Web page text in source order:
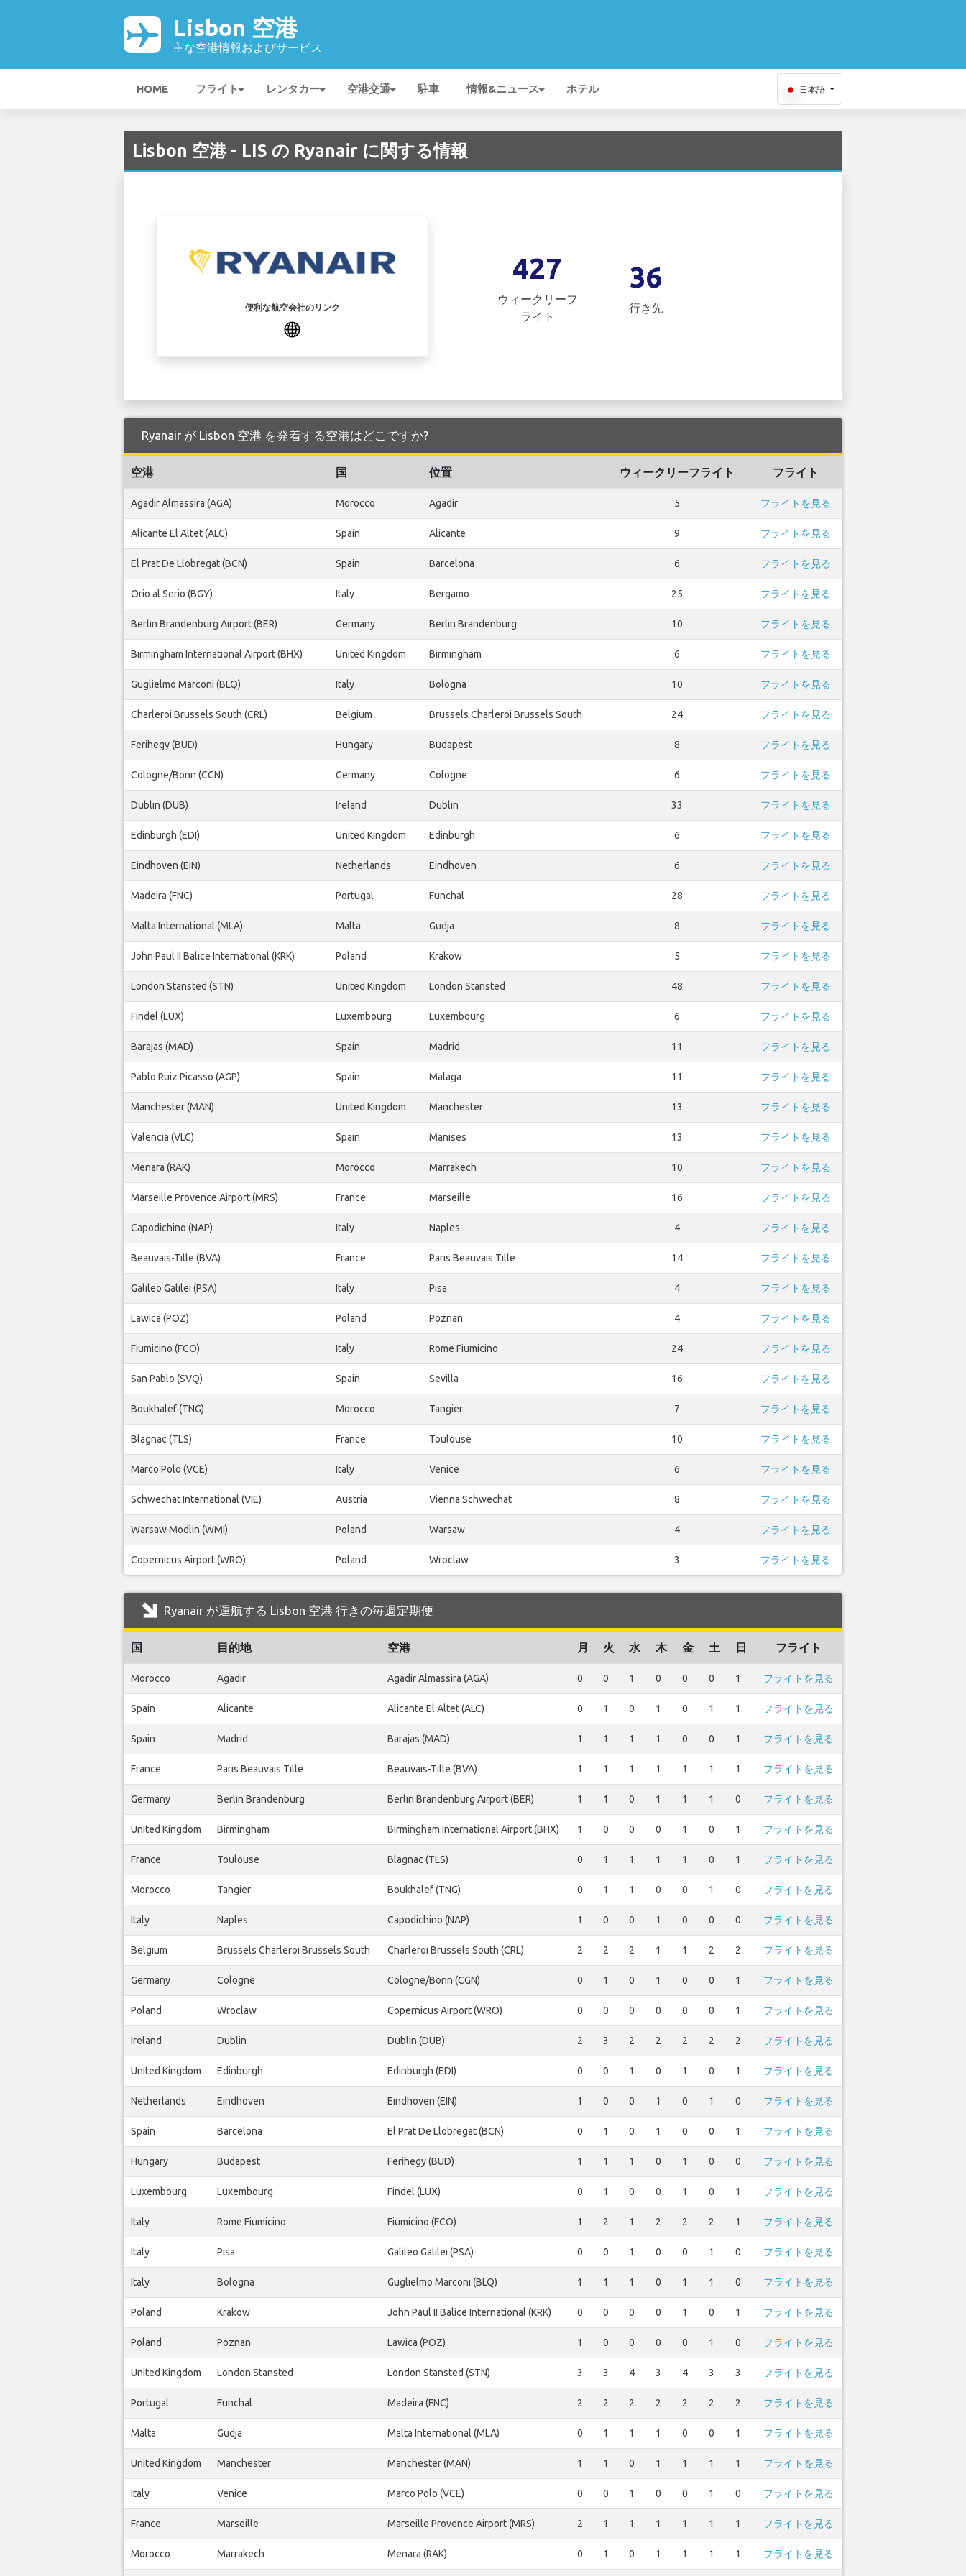
Lisbon 空港
主な空港情報およびサービス
HOME フライト レンタカー 空港交通 駐車 情報&ニュース ホテル 日本語
Lisbon 空港 - LIS の Ryanair に関する情報
便利な航空会社のリンク
427
ウィークリーフ
ライト
36
行き先
Ryanair が Lisbon 空港 を発着する空港はどこですか?
空港 国 位置 ウィークリーフライト フライト
Agadir Almassira (AGA) Morocco Agadir 5 フライトを見る
Alicante El Altet (ALC) Spain Alicante 9 フライトを見る
El Prat De Llobregat (BCN) Spain Barcelona 6 フライトを見る
Orio al Serio (BGY) Italy Bergamo 25 フライトを見る
Berlin Brandenburg Airport (BER) Germany Berlin Brandenburg 10 フライトを見る
Birmingham International Airport (BHX) United Kingdom Birmingham 6 フライトを見る
Guglielmo Marconi (BLQ) Italy Bologna 10 フライトを見る
Charleroi Brussels South (CRL) Belgium Brussels Charleroi Brussels South 24 フライトを見る
Ferihegy (BUD) Hungary Budapest 8 フライトを見る
Cologne/Bonn (CGN) Germany Cologne 6 フライトを見る
Dublin (DUB) Ireland Dublin 33 フライトを見る
Edinburgh (EDI) United Kingdom Edinburgh 6 フライトを見る
Eindhoven (EIN) Netherlands Eindhoven 6 フライトを見る
Madeira (FNC) Portugal Funchal 28 フライトを見る
Malta International (MLA) Malta Gudja 8 フライトを見る
John Paul II Balice International (KRK) Poland Krakow 5 フライトを見る
London Stansted (STN) United Kingdom London Stansted 48 フライトを見る
Findel (LUX) Luxembourg Luxembourg 6 フライトを見る
Barajas (MAD) Spain Madrid 11 フライトを見る
Pablo Ruiz Picasso (AGP) Spain Malaga 11 フライトを見る
Manchester (MAN) United Kingdom Manchester 13 フライトを見る
Valencia (VLC) Spain Manises 13 フライトを見る
Menara (RAK) Morocco Marrakech 10 フライトを見る
Marseille Provence Airport (MRS) France Marseille 16 フライトを見る
Capodichino (NAP) Italy Naples 4 フライトを見る
Beauvais-Tille (BVA) France Paris Beauvais Tille 14 フライトを見る
Galileo Galilei (PSA) Italy Pisa 4 フライトを見る
Lawica (POZ) Poland Poznan 4 フライトを見る
Fiumicino (FCO) Italy Rome Fiumicino 24 フライトを見る
San Pablo (SVQ) Spain Sevilla 16 フライトを見る
Boukhalef (TNG) Morocco Tangier 7 フライトを見る
Blagnac (TLS) France Toulouse 10 フライトを見る
Marco Polo (VCE) Italy Venice 6 フライトを見る
Schwechat International (VIE) Austria Vienna Schwechat 8 フライトを見る
Warsaw Modlin (WMI) Poland Warsaw 4 フライトを見る
Copernicus Airport (WRO) Poland Wroclaw 3 フライトを見る
Ryanair が運航する Lisbon 空港 行きの毎週定期便
国 目的地 空港 月 火 水 木 金 土 日 フライト
Morocco Agadir Agadir Almassira (AGA) 0 0 1 0 0 0 1 フライトを見る
Spain Alicante Alicante El Altet (ALC) 0 1 0 1 0 1 1 フライトを見る
Spain Madrid Barajas (MAD) 1 1 1 1 0 0 1 フライトを見る
France Paris Beauvais Tille Beauvais-Tille (BVA) 1 1 1 1 1 1 1 フライトを見る
Germany Berlin Brandenburg Berlin Brandenburg Airport (BER) 1 1 0 1 1 1 0 フライトを見る
United Kingdom Birmingham Birmingham International Airport (BHX) 1 0 0 0 1 0 1 フライトを見る
France Toulouse Blagnac (TLS) 0 1 1 1 1 0 1 フライトを見る
Morocco Tangier Boukhalef (TNG) 0 1 1 0 0 1 0 フライトを見る
Italy Naples Capodichino (NAP) 1 0 0 1 0 0 0 フライトを見る
Belgium Brussels Charleroi Brussels South Charleroi Brussels South (CRL) 2 2 2 1 1 2 2 フライトを見る
Germany Cologne Cologne/Bonn (CGN) 0 1 0 1 0 0 1 フライトを見る
Poland Wroclaw Copernicus Airport (WRO) 0 0 0 0 0 0 1 フライトを見る
Ireland Dublin Dublin (DUB) 2 3 2 2 2 2 2 フライトを見る
United Kingdom Edinburgh Edinburgh (EDI) 0 0 1 0 1 0 1 フライトを見る
Netherlands Eindhoven Eindhoven (EIN) 1 0 0 1 0 1 0 フライトを見る
Spain Barcelona El Prat De Llobregat (BCN) 0 1 0 1 0 0 1 フライトを見る
Hungary Budapest Ferihegy (BUD) 1 1 1 0 1 0 0 フライトを見る
Luxembourg Luxembourg Findel (LUX) 0 1 0 0 1 0 1 フライトを見る
Italy Rome Fiumicino Fiumicino (FCO) 1 2 1 2 2 2 1 フライトを見る
Italy Pisa Galileo Galilei (PSA) 0 0 1 0 0 1 0 フライトを見る
Italy Bologna Guglielmo Marconi (BLQ) 1 1 1 0 1 1 0 フライトを見る
Poland Krakow John Paul II Balice International (KRK) 0 0 0 0 1 0 1 フライトを見る
Poland Poznan Lawica (POZ) 1 0 0 0 0 1 0 フライトを見る
United Kingdom London Stansted London Stansted (STN) 3 3 4 3 4 3 3 フライトを見る
Portugal Funchal Madeira (FNC) 2 2 2 2 2 2 2 フライトを見る
Malta Gudja Malta International (MLA) 0 1 1 1 0 0 1 フライトを見る
United Kingdom Manchester Manchester (MAN) 1 1 0 1 1 1 1 フライトを見る
Italy Venice Marco Polo (VCE) 0 0 1 0 0 1 0 フライトを見る
France Marseille Marseille Provence Airport (MRS) 2 1 1 1 1 1 1 フライトを見る
Morocco Marrakech Menara (RAK) 0 1 0 1 1 1 1 フライトを見る